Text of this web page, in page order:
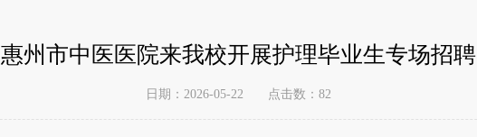
惠州市中医医院来我校开展护理毕业生专场招聘
日期：2026-05-22 点击数： 82